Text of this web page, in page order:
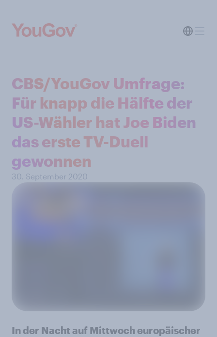
CBS/YouGov Umfrage:
Für knapp die Hälfte der
US-Wähler hat Joe Biden
das erste TV-Duell
gewonnen
30. September 2020
In der Nacht auf Mittwoch europäischer